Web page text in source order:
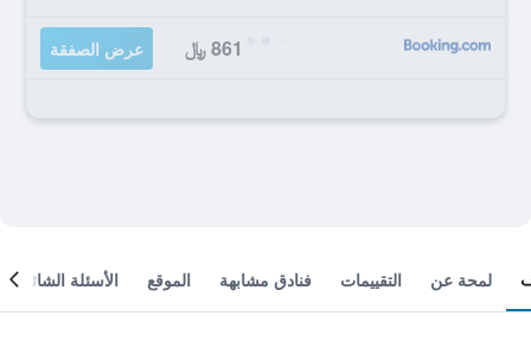
861 ﷼ عرض الصفقة
لمحة عن التقييمات فنادق مشابهة الموقع الأسئلة الشائعة